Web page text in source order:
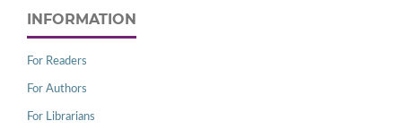
INFORMATION
For Readers
For Authors
For Librarians